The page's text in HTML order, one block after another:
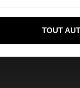
TOUT
Oui, dirigez-